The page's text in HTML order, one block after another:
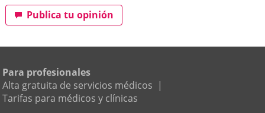
Publica tu opinión
Para profesionales
Alta gratuita de servicios médicos |
Tarifas para médicos y clínicas